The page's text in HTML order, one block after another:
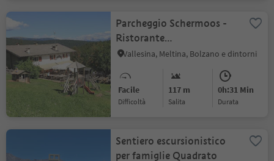
Parcheggio Schermoos -
Ristorante
Lanzenschuster
Vallesina, Meltina, Bolzano e dintorni
Facile
Difficoltà
117 m
Salita
0h:31 Min
durata
Sentiero escursionistico
per famiglie Quadrato